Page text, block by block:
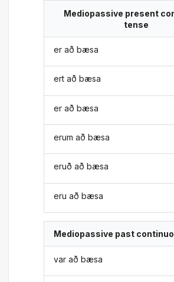
Mediopassive present
tense
er að bæsa
ert að bæsa
er að bæsa
erum að bæsa
eruð að bæsa
eru að bæsa
Mediopassive past
var að bæsa